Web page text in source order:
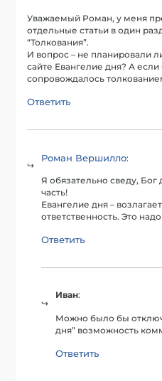
Уважаемый Роман, у меня
отдельные статьи в один
“Толкования”.
И вопрос – не планировали
сайте Евангелие дня? А
сопровождалось
Ответить
Роман Вершилло:
Я обязательно сведу, Бог
часть!
Евангелие дня –
ответственность. Это
Ответить
Иван:
Можно было бы
дня” возможность
Ответить